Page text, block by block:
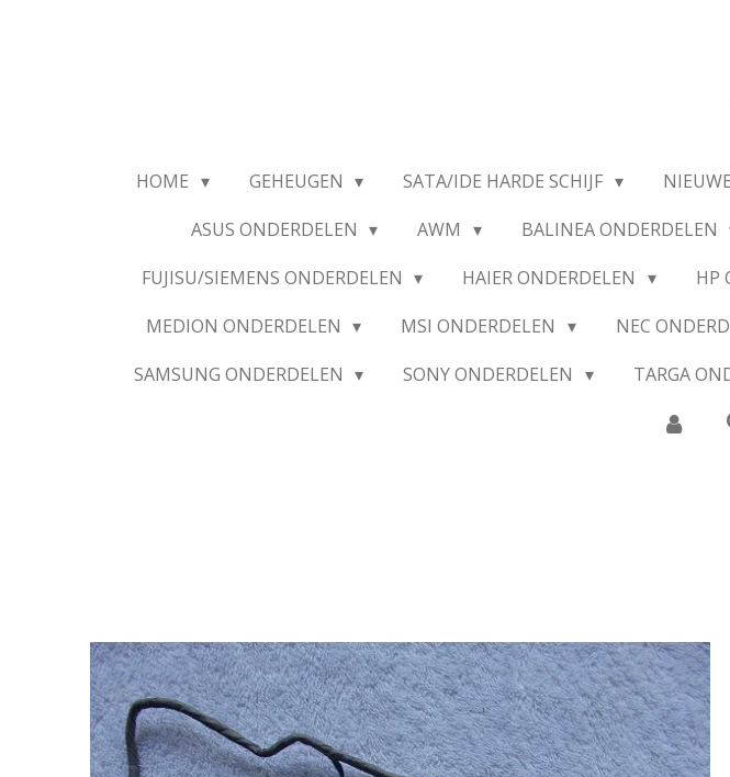
HOME GEHEUGEN SATA/IDE HARDE SCHIJF
ASUS ONDERDELEN
AWM BALINEA ONDERDELEN
FUJISU/SIEMENS ONDERDELEN
HAIER ONDERDELEN HP
MEDION ONDERDELEN
MSI ONDERDELEN NEC
SAMSUNG ONDERDELEN
SONY ONDERDELEN TARGA